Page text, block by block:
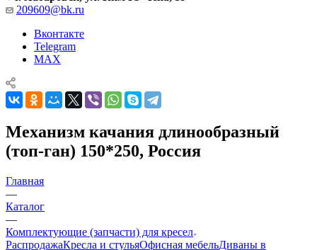
209609@bk.ru
Вконтакте
Telegram
MAX
Механизм качания длинообразный
(топ-ган) 150*250, Россия
Главная
—
Каталог
—
Комплектующие (запчасти) для кресел
РаспродажаКресла и стульяОфисная мебельДиваны в